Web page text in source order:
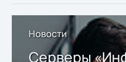
Новости
Серверы